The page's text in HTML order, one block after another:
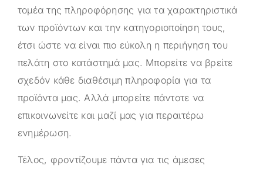
τομέα της πληροφόρησης για τα χαρακτηριστικά
των προϊόντων και την κατηγοριοποίηση τους,
έτσι ώστε να είναι πιο εύκολη η περιήγηση του
πελάτη στο κατάστημά μας. Μπορείτε να βρείτε
σχεδόν κάθε διαθέσιμη πληροφορία για τα
προϊόντα μας. Αλλά μπορείτε πάντοτε να
επικοινωνείτε και μαζί μας για περαιτέρω
ενημέρωση.
Τέλος, φροντίζουμε πάντα για τις άμεσες